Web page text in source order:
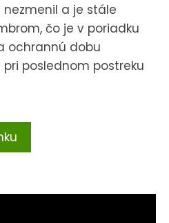
a je stále
čo je v poriadku
ochrannú dobu
poslednom postreku